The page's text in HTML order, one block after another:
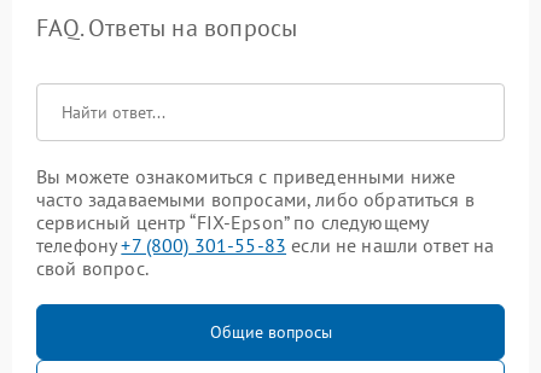
FAQ. Ответы на вопросы
Вы можете ознакомиться с приведенными ниже
часто задаваемыми вопросами, либо обратиться в
сервисный центр “FIX-Epson” по следующему
телефону+7 (800) 301-55-83 если не нашли ответ на
свой вопрос.
Общие вопросы